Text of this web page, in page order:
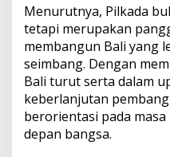
Menurutnya, Pilkada
tetapi merupakan
membangun Bali yang
seimbang. Dengan
Bali turut serta dalam
keberlanjutan
berorientasi pada
depan bangsa.